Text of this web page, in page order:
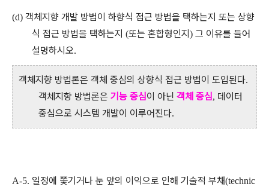
(d) 객체지향 개발 방법이 하향식 접근 방법을 택하는지 또는 상향
식 접근 방법을 택하는지 (또는 혼합형인지 ) 그 이유를 들어
설명하시오.
객체지향 방법론은 객체 중심의 상향식 접근 방법이 도입된다.
객체지향 방법론은 기능 중심이 아닌 객체 중심, 데이터
중심으로 시스템 개발이 이루어진다.
A-5. 일정에 쫓기거나 눈 앞의 이익으로 인해 기술적 부채(technic